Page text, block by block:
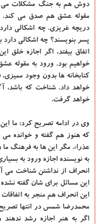
دوش هم به جنگ مشکلات می
مقوله عشق هم صدق می کند.
دریچه غریزی. چه اشکالی
پسر بنویسند؟ چه اشکالی دارد
اتفاق بیفتد، اگر اجازه خلق
خواهیم بود. ورود به مقوله
کتابخانه ها بدون وجود
خواهد داد. شناخت که باشد،
خواهد گرفت.
وی در ادامه تصریح کرد: ما
که هنوز هم گفته و خوانده می
عذرا». مگر این ها به فرهنگ ما
به نویسنده اجازه ورود به
انحراف از نداشتن شناخت می
این مسائل برای شان گفته
این انحراف هم منجر به
محمدرضا شمس در انتها
اگر به هنر اجازه رشد